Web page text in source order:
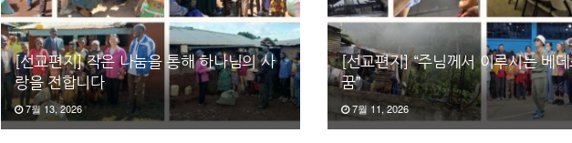
[선교편지] 작은 나눔을 통해 하나님의 사
랑을 전합니다
7월 13, 2026
[선교편지] “주님께서 이루시는 베
꿈”
7월 11, 2026